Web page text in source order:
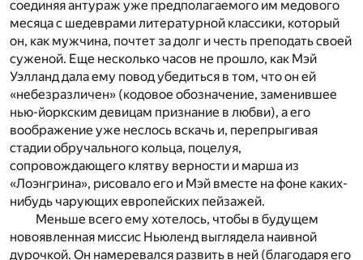
соединяя антураж уже предполагаемого им медового
месяца с шедеврами литературной классики, который
он, как мужчина, почтет за долг и честь преподать своей
суженой. Еще несколько часов не прошло, как Мэй
Уэлланд дала ему повод убедиться в том, что он ей
«небезразличен» (кодовое обозначение, заменившее
нью-йоркским девицам признание в любви), а его
воображение уже неслось вскачь и, перепрыгивая
стадии обручального кольца, поцелуя,
сопровождающего клятву верности и марша из
«Лоэнгрина», рисовало его и Мэй вместе на фоне каких-
нибудь чарующих европейских пейзажей.
Меньше всего ему хотелось, чтобы в будущем
новоявленная миссис Ньюленд выглядела наивной
дурочкой. Он намеревался развить в ней (благодаря его